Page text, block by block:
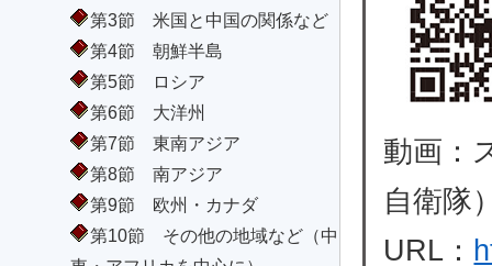
第3節 米国と中国の関係など
第4節 朝鮮半島
第5節 ロシア
第6節 大洋州
第7節 東南アジア
第8節 南アジア
第9節 欧州・カナダ
第10節 その他の地域など（中
動画：
自衛隊
URL：